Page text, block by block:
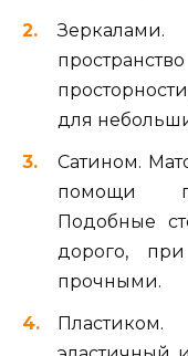
для
Сатином.
помощи
Подобные
дорого,
прочными.